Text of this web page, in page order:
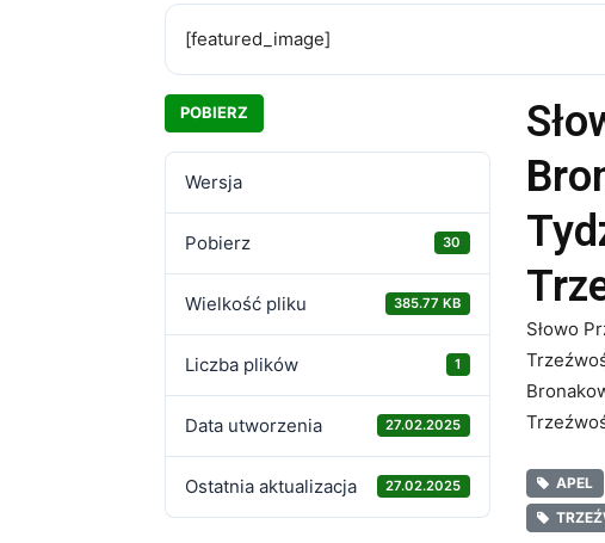
[featured_image]
POBIERZ
Wersja
Pobierz 30
Wielkość pliku 385.77 KB
Liczba plików 1
Data utworzenia 27.02.2025
Ostatnia aktualizacja 27.02.2025
Słowo
APEL